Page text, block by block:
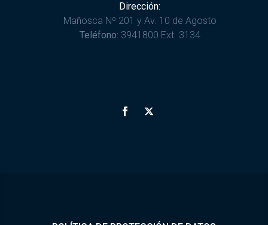
Dirección:
Mañosca Nº 201 y Av. 10 de Agosto
Teléfono: 3941800 Ext. 3134